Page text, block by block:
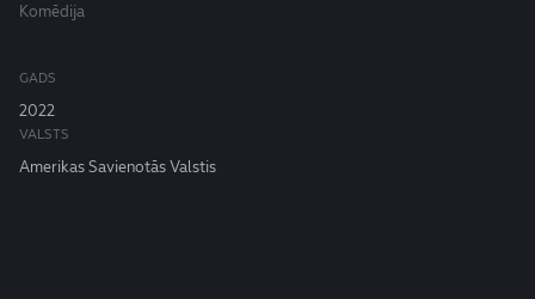
Komēdija
GADS
2022
VALSTS
Amerikas Savienotās Valstis